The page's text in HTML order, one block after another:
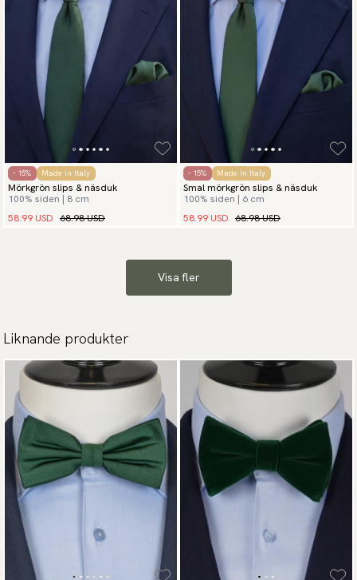
- 15% Made in Italy
Mörkgrön slips & näsduk
100% siden | 8 cm
58.99 USD 68.98 USD
- 15% Made in Italy
Smal mörkgrön slips & näsduk
100% siden | 6 cm
58.99 USD 68.98 USD
Visa fler
Liknande produkter